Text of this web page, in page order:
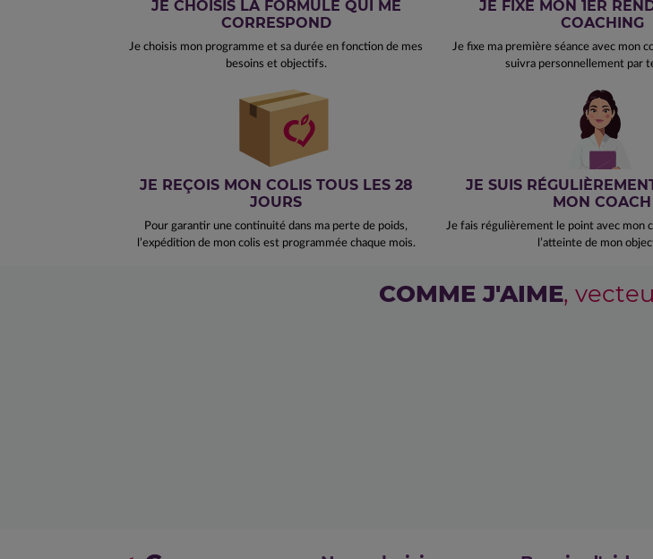
JE CHOISIS LA FORMULE QUI ME
CORRESPOND
Je choisis mon programme et sa durée en fonction de mes
besoins et objectifs.
JE FIXE MON 1ER
COACHING
Je fixe ma première séance avec mon
suivra personnellement par
JE REÇOIS MON COLIS TOUS LES 28
JOURS
Pour garantir une continuité dans ma perte de poids,
l’expédition de mon colis est programmée chaque mois.
JE SUIS
MON COACH
Je fais régulièrement le point avec mon
l’atteinte de mon
COMME J'AIME,